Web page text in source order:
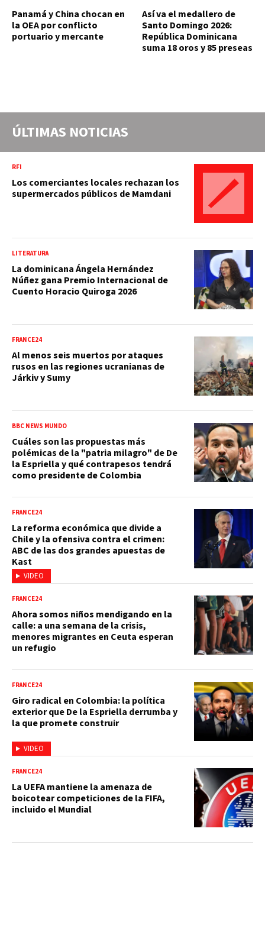
Panamá y China chocan en
la OEA por conflicto
portuario y mercante
Así va el medallero de
Santo Domingo 2026:
República Dominicana
suma 18 oros y 85 preseas
ÚLTIMAS NOTICIAS
RFI
Los comerciantes locales rechazan los
supermercados públicos de Mamdani
LITERATURA
La dominicana Ángela Hernández
Núñez gana Premio Internacional de
Cuento Horacio Quiroga 2026
FRANCE24
Al menos seis muertos por ataques
rusos en las regiones ucranianas de
Járkiv y Sumy
BBC NEWS MUNDO
Cuáles son las propuestas más
polémicas de la "patria milagro" de De
la Espriella y qué contrapesos tendrá
como presidente de Colombia
VIDEO
FRANCE24
La reforma económica que divide a
Chile y la ofensiva contra el crimen:
ABC de las dos grandes apuestas de
Kast
FRANCE24
Ahora somos niños mendigando en la
calle: a una semana de la crisis,
menores migrantes en Ceuta esperan
un refugio
VIDEO
FRANCE24
Giro radical en Colombia: la política
exterior que De la Espriella derrumba y
la que promete construir
FRANCE24
La UEFA mantiene la amenaza de
boicotear competiciones de la FIFA,
incluido el Mundial